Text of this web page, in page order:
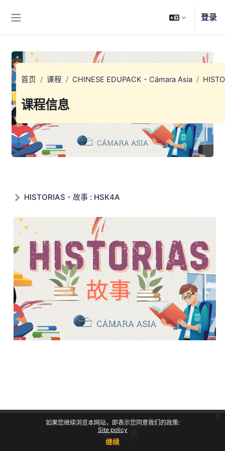
登录
首页 课程 CHINESE EDUPACK - Cámara Asia
课程信息
HISTORIAS - 故事 : HSK4A
如果您继续浏览本网站，即表示您同意我们的政策:
Site policy
继续
x